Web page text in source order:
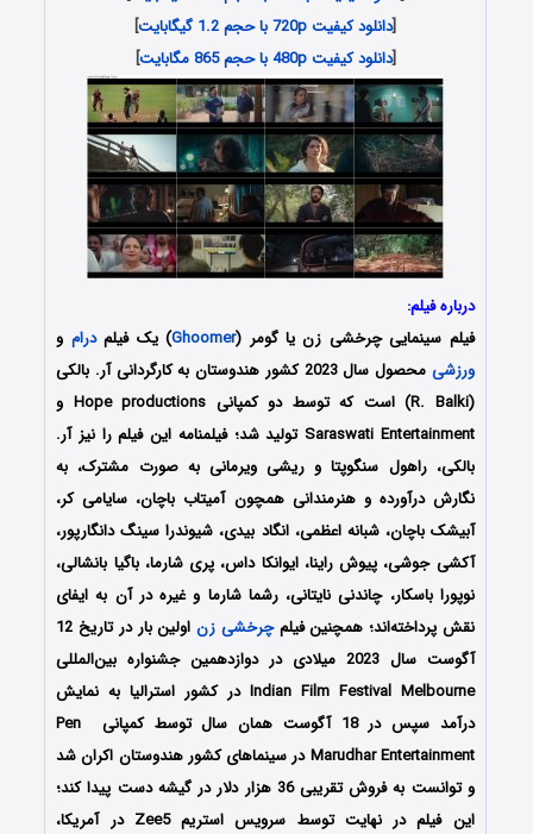
[دانلود کیفیت 720p با حجم 1.2 گیگابایت
]
[دانلود کیفیت 480p با حجم 865 مگابایت ]
درباره فیلم:
فیلم سینمایی چرخشی زن یا گومر (Ghoomer) یک فیلمدرام و
ورزشی
محصول سال 2023 کشور هندوستان به کارگردانی آر. بالکی
(R. Balki) است که توسط دو کمپانی‌ Hope productions و
Saraswati Entertainment تولید شد؛ فیلمنامه این فیلم را نیز آر.
بالکی، راهول سنگوپتا و ریشی ویرمانی به صورت مشترک، به
نگارش درآورده و هنرمندانی همچون آمیتاب باچان، سایامی کر،
آبیشک باچان، شبانه اعظمی، انگاد بیدی، شیوندرا سینگ دانگارپور،
آکشی جوشی، پیوش راینا، ایوانکا داس، پری شارما، باگیا بانشالی،
نوپورا باسکار، چاندنی نایتانی، رشما شارما و غیره در آن به ایفای
نقش پرداخته‌اند؛ همچنین فیلمچرخشی زن
اولین بار در تاریخ 12
آگوست سال 2023 میلادی در دوازدهمین جشنواره بین‌المللی
Indian Film Festival Melbourne در کشور استرالیا به نمایش
درآمد سپس در 18 آگوست همان سال توسط کمپانی Pen
Marudhar Entertainment در سینماهای کشور هندوستان اکران شد
و توانست به فروش تقریبی 36 هزار دلار در گیشه دست پیدا کند؛
این فیلم در نهایت توسط سرویس استریم Zee5 در آمریکا،